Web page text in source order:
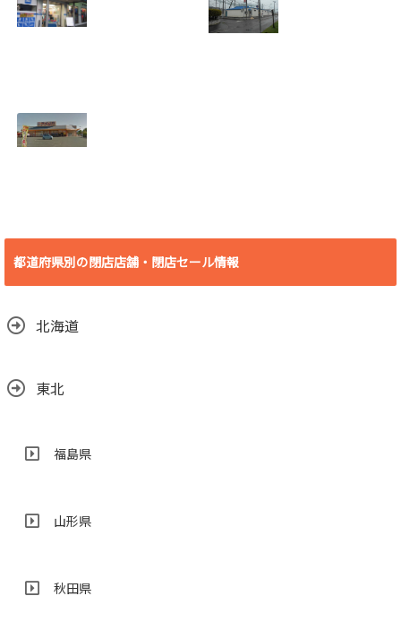
(日)をもって閉店
2018.07.19
9月17日(月)をもっ
て閉店
2018年7月29日
(日)をもって閉店
年6月30日(土)をも
って閉店
都道府県別の閉店店舗・閉店セール情報
北海道
東北
福島県
山形県
秋田県